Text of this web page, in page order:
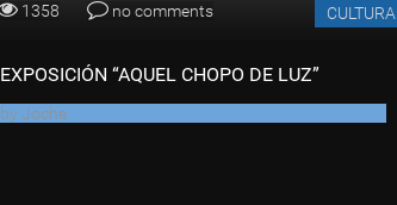
1358 no comments CULTURA
EXPOSICIÓN “AQUEL CHOPO DE LUZ”
by Joche